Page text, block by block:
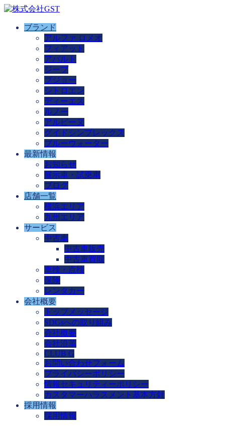
ブランド
アルファ ロメオ
フィアット
アバルト
ジープ
プジョー
シトロエン
ディーエス
ルノー
アルピーヌ
グイドシンプレックス
ブルーウォーター
最新情報
お知らせ
展示車・試乗車
ブログ
店舗一覧
横浜エリア
九州エリア
サービス
中古車
中古車販売
中古車買取
車検・点検
保険
レンタカー
会社概要
トップメッセージ
SDGsへの取り組み
会社概要
会社沿革
CLUB G
お問い合わせフォーム
プライバシーポリシー
情報セキュリティーポリシー
カスタマーハラスメント基本方針
採用情報
採用情報